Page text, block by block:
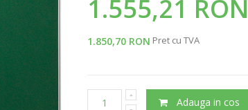
1.555,21 RON
1.850,70 RON Pret cu TVA
Adauga in cos